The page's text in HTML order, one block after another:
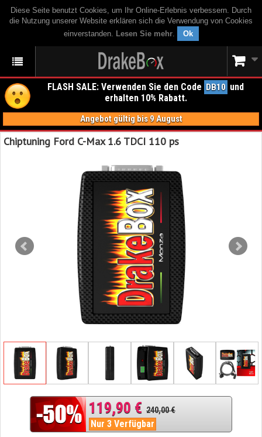
Diese Seite benutzt Cookies, um Ihr Online-Erlebnis verbessern. Durch
die Nutzung unserer Website erklären sich die Verwendung von Cookies
einverstanden. Lesen Sie mehr. Ok
FLASH SALE: Verwenden Sie den Code DB10 und
erhalten 10% Rabatt.
Angebot gültig bis 9 August
Chiptuning Ford C-Max 1.6 TDCI 110 ps
119,90 € 240,00 €
Nur 3 Verfügbar